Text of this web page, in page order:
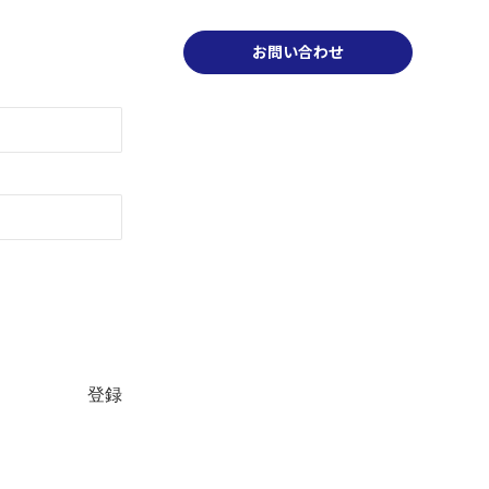
投資家情報 お問い合わせ